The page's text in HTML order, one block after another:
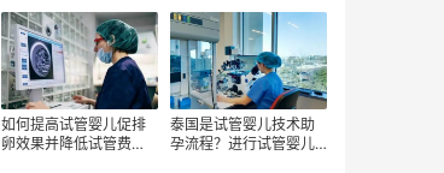
少？
如何提高试管婴儿促排
卵效果并降低试管费
泰国是试管婴儿技术助
孕流程？进行试管婴儿